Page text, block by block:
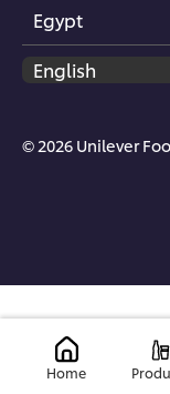
Egypt
© 2026 Unilever
Home